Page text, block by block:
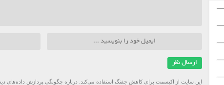
این سایت از اکیسمت برای کاهش جفنگ استفاده می‌کند. درباره چگونگی پردازش داده‌های